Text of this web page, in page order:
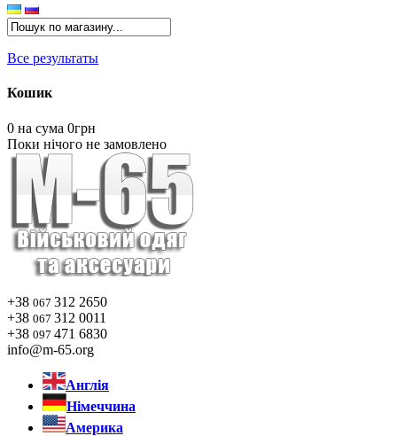
Все результаты
Кошик
0 на сума 0грн
Поки нічого не замовлено
+38 067 312 2650
+38 067 312 0011
+38 097 471 6830
info@m-65.org
Англія
Німеччина
Америка